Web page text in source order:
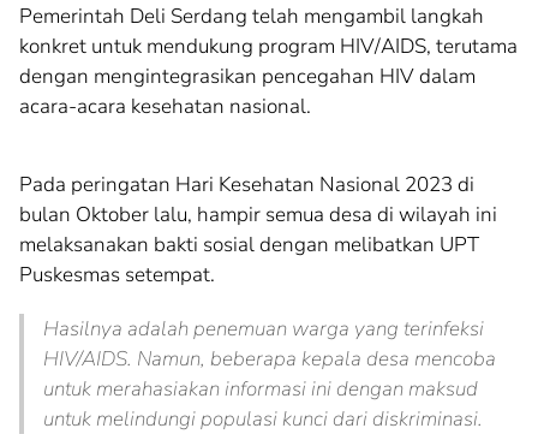
Pemerintah Deli Serdang telah mengambil langkah
konkret untuk mendukung program HIV/AIDS, terutama
dengan mengintegrasikan pencegahan HIV dalam
acara-acara kesehatan nasional.
Pada peringatan Hari Kesehatan Nasional 2023 di
bulan Oktober lalu, hampir semua desa di wilayah ini
melaksanakan bakti sosial dengan melibatkan UPT
Puskesmas setempat.
Hasilnya adalah penemuan warga yang terinfeksi
HIV/AIDS. Namun, beberapa kepala desa mencoba
untuk merahasiakan informasi ini dengan maksud
untuk melindungi populasi kunci dari diskriminasi.